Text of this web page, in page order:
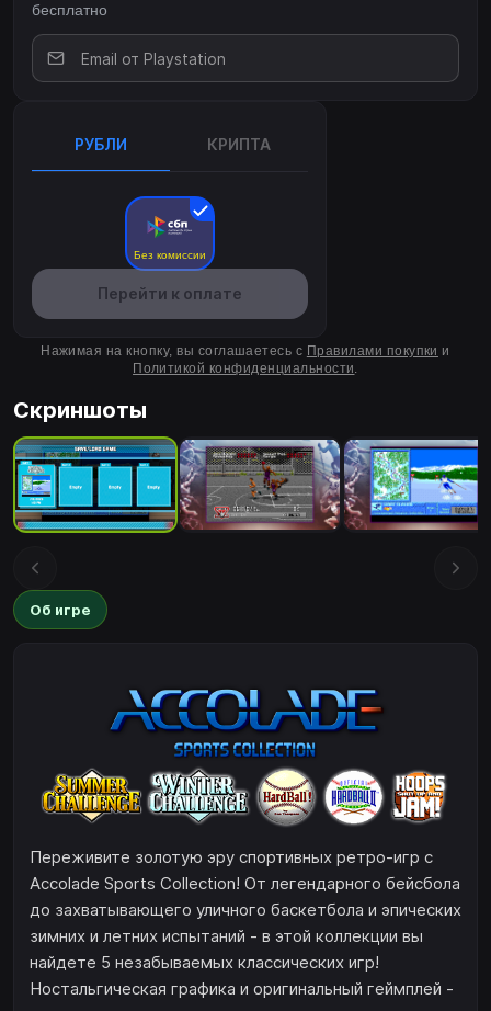
бесплатно
РУБЛИ КРИПТА
Без комиссии
Перейти к оплате
Нажимая на кнопку, вы соглашаетесь с Правилами покупки и
Политикой конфиденциальности.
Скриншоты
Об игре
Переживите золотую эру спортивных ретро-игр с
Accolade Sports Collection! От легендарного бейсбола
до захватывающего уличного баскетбола и эпических
зимних и летних испытаний - в этой коллекции вы
найдете 5 незабываемых классических игр!
Ностальгическая графика и оригинальный геймплей -